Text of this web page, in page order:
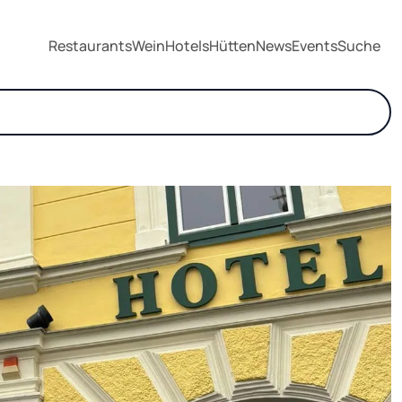
RestaurantsWeinHotelsHüttenNewsEventsSuche